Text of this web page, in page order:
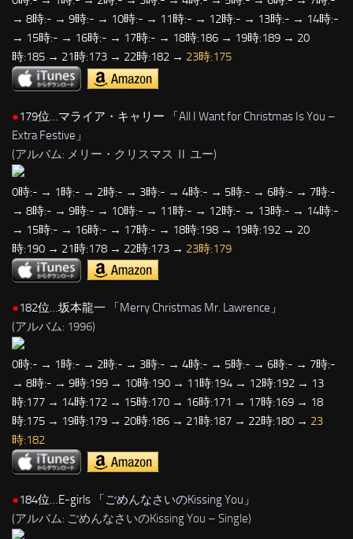
→ 8時:- → 9時:- → 10時:- → 11時:- → 12時:- → 13時:- → 14時:-
→ 15時:- → 16時:- → 17時:- → 18時:186 → 19時:189 → 20
時:185 → 21時:173 → 22時:182 → 23時:175
●179位…マライア・キャリー 「All I Want for Christmas Is You –
Extra Festive 」
(アルバム: メリー・クリスマス Ⅱ ユー)
0時:- → 1時:- → 2時:- → 3時:- → 4時:- → 5時:- → 6時:- → 7時:-
→ 8時:- → 9時:- → 10時:- → 11時:- → 12時:- → 13時:- → 14時:-
→ 15時:- → 16時:- → 17時:- → 18時:198 → 19時:192 → 20
時:190 → 21時:178 → 22時:173 → 23時:179
●182位…坂本龍一 「 Merry Christmas Mr. Lawrence 」
(アルバム: 1996)
0時:- → 1時:- → 2時:- → 3時:- → 4時:- → 5時:- → 6時:- → 7時:-
→ 8時:- → 9時:199 → 10時:190 → 11時:194 → 12時:192 → 13
時:177 → 14時:172 → 15時:170 → 16時:171 → 17時:169 → 18
時:175 → 19時:179 → 20時:186 → 21時:187 → 22時:180 → 23
時:182
●184位…E-girls 「ごめんなさいのKissing You 」
(アルバム: ごめんなさいのKissing You – Single)